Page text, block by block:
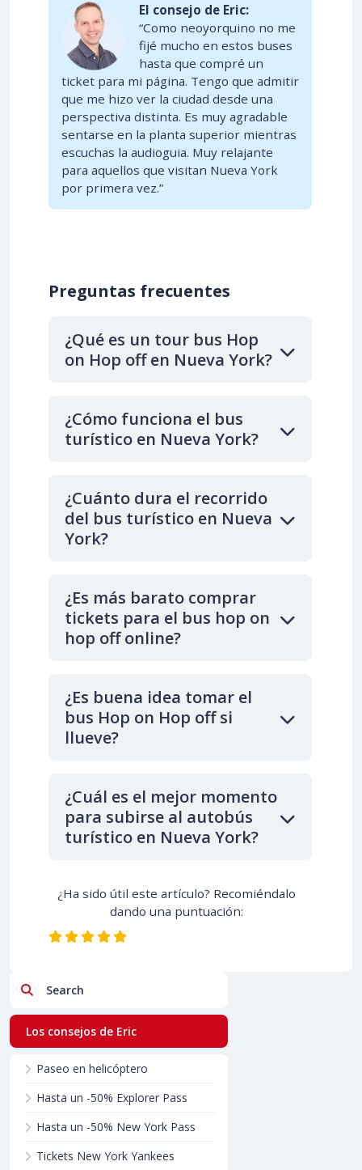
El consejo de Eric:
“Como neoyorquino no me
fijé mucho en estos buses
hasta que compré un
ticket para mi página. Tengo que admitir
que me hizo ver la ciudad desde una
perspectiva distinta. Es muy agradable
sentarse en la planta superior mientras
escuchas la audioguia. Muy relajante
para aquellos que visitan Nueva York
por primera vez.”
Preguntas frecuentes
¿Qué es un tour bus Hop
on Hop off en Nueva York?
¿Cómo funciona el bus
turístico en Nueva York?
¿Cuánto dura el recorrido
del bus turístico en Nueva
York?
¿Es más barato comprar
tickets para el bus hop on
hop off online?
¿Es buena idea tomar el
bus Hop on Hop off si
llueve?
¿Cuál es el mejor momento
para subirse al autobús
turístico en Nueva York?
¿Ha sido útil este artículo? Recomiéndalo
dando una puntuación:
Search
Los consejos de Eric
Paseo en helicóptero
Hasta un -50% Explorer Pass
Hasta un -50% New York Pass
Tickets New York Yankees